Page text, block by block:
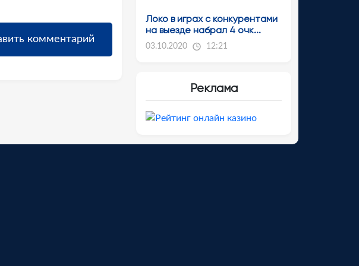
Локо в играх с конкурентами
на выезде набрал 4 очк...
03.10.2020 12:21
Реклама